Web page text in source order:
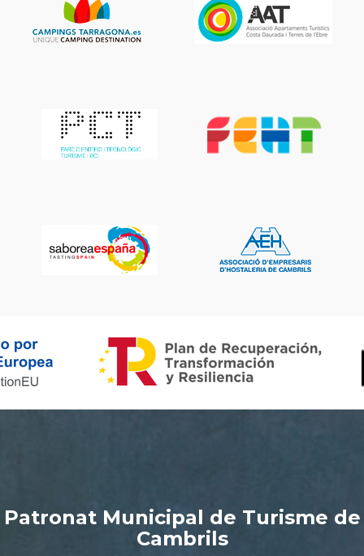
Patronat Municipal de Turisme de
Cambrils